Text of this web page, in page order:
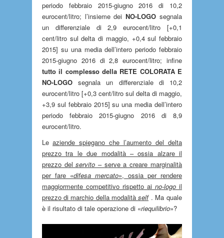
periodo febbraio 2015-giugno 2016 di 10,2
eurocent/litro; l’insieme dei NO-LOGO segnala
un differenziale di 2,9 eurocent/litro [+0,1
cent/litro sul delta di maggio, +0,4 sul febbraio
2015] su una media dell’intero periodo febbraio
2015-giugno 2016 di 2,8 eurocent/litro; infine
tutto il complesso della RETE COLORATA E
NO-LOGO segnala un differenziale di 10,2
eurocent/litro [+0,3 cent/litro sul delta di maggio,
+3,9 sul febbraio 2015] su una media dell’intero
periodo febbraio 2015-giugno 2016 di 8,9
eurocent/litro.
Le aziende spiegano che l’aumento del delta
prezzo tra le due modalità – ossia alzare il
prezzo del servito – serve a creare marginalità
per fare «difesa mercato», ossia per rendere
maggiormente competitivo rispetto ai no-logo il
prezzo di marchio della modalità self. Ma quale
è il risultato di tale operazione di «riequilibrio»?